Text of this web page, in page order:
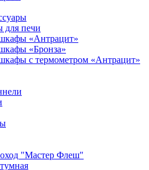
для печи
«Антрацит»
«Бронза»
с термометром «Антрацит»
"Мастер Флеш"